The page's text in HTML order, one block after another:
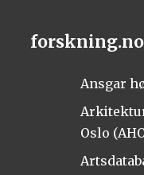
Ansgar
Oslo